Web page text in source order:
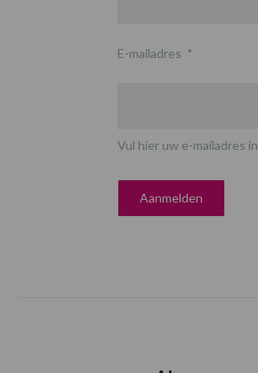
E-mailadres *
Vul hier uw e-mailadres in